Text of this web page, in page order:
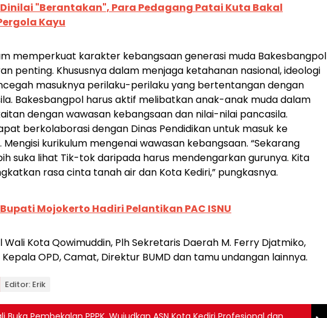
Dinilai "Berantakan", Para Pedagang Patai Kuta Bakal
Kayu
memperkuat karakter kebangsaan generasi muda Bakesbangpol
penting. Khususnya dalam menjaga ketahanan nasional, ideologi
masuknya perilaku-perilaku yang bertentangan dengan
Bakesbangpol harus aktif melibatkan anak-anak muda dalam
dengan wawasan kebangsaan dan nilai-nilai pancasila.
berkolaborasi dengan Dinas Pendidikan untuk masuk ke
kurikulum mengenai wawasan kebangsaan. “Sekarang
suka lihat Tik-tok daripada harus mendengarkan gurunya. Kita
rasa cinta tanah air dan Kota Kediri,” pungkasnya.
Bupati Mojokerto Hadiri Pelantikan PAC ISNU
Wali Kota Qowimuddin, Plh Sekretaris Daerah M. Ferry Djatmiko,
Kepala OPD, Camat, Direktur BUMD dan tamu undangan lainnya.
Editor: Erik